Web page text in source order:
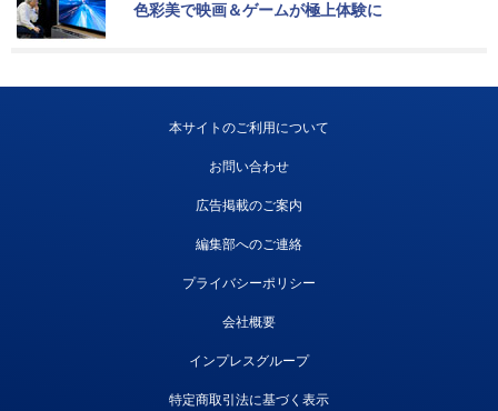
色彩美で映画＆ゲームが極上体験に
本サイトのご利用について
お問い合わせ
広告掲載のご案内
編集部へのご連絡
プライバシーポリシー
会社概要
インプレスグループ
特定商取引法に基づく表示